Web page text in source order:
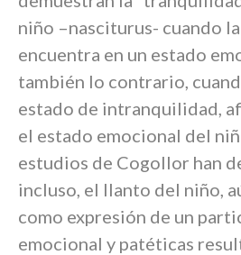
niño –nasciturus- cuando
encuentra en un estado
también lo contrario,
estado de intranquilidad,
el estado emocional del
estudios de Cogollor han
incluso, el llanto del niño,
como expresión de un
emocional y patéticas